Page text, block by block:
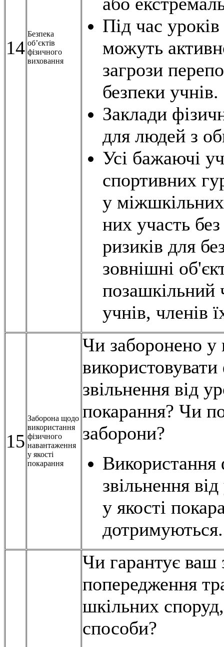
14
Безпека
об’єктів
фізичного
виховання
Під час
можуть
загрози
безпеки учнів.
Заклади
для людей з
Усі бажаючі
спортивних
у
них участь
ризиків для
зовнішні
позашкільний
учнів, членів
15
Заборона щодо
використання
фізичного
навантаження
у якості
покарання
Чи заборонено у
звільнення від
покарання? Чи
заборони?
Використання
звільнення
у якості
дотримуються.
Чи гарантує ваш
попередження
шкільних
способи?